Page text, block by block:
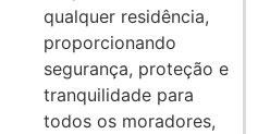
qualquer residência,
proporcionando
segurança, proteção e
tranquilidade para
todos os moradores,